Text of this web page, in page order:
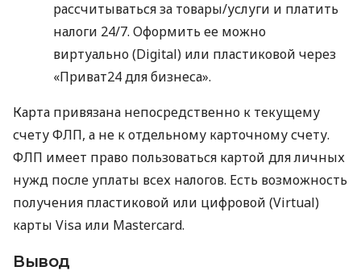
рассчитываться за товары/услуги и платить
налоги 24/7. Оформить ее можно
виртуально (Digital) или пластиковой через
«Приват24 для бизнеса».
Карта привязана непосредственно к текущему
счету ФЛП, а не к отдельному карточному счету.
ФЛП имеет право пользоваться картой для личных
нужд после уплаты всех налогов. Есть возможность
получения пластиковой или цифровой (Virtual)
карты Visa или Mastercard.
Вывод